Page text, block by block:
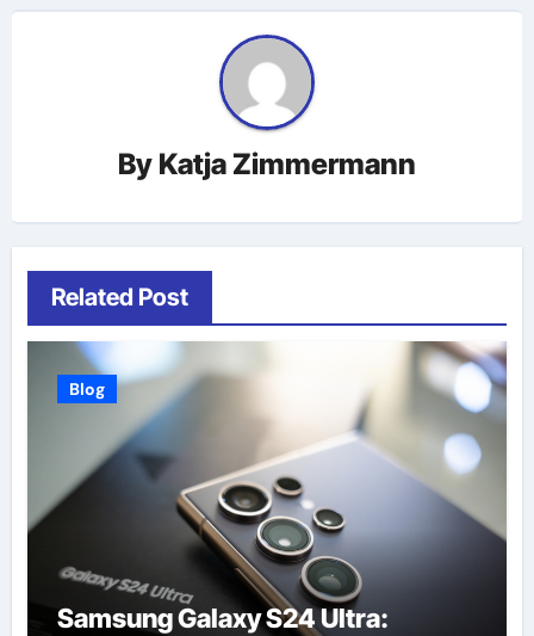
By Katja Zimmermann
Related Post
Blog
Samsung Galaxy S24 Ultra: